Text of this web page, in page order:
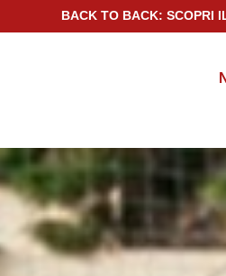
SCOPRI IL NUOVO KIT